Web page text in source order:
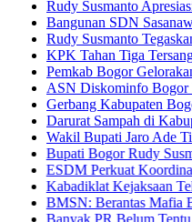
Rudy Susmanto Apresiasi
Bangunan SDN Sasanawinata
Rudy Susmanto Tegaskan
KPK Tahan Tiga Tersangka
Pemkab Bogor Gelorakan
ASN Diskominfo Bogor Diminta
Gerbang Kabupaten Bogor
Darurat Sampah di Kabupaten
Wakil Bupati Jaro Ade Tinjau
Bupati Bogor Rudy Susmanto
ESDM Perkuat Koordinasi
Kabadiklat Kejaksaan Tekankan
BMSN: Berantas Mafia BBM
Banyak PR Belum Tentu